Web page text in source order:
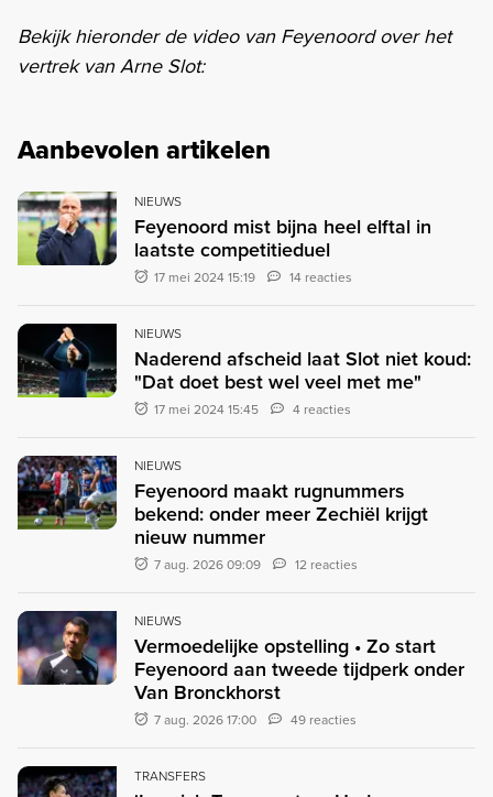
Bekijk hieronder de video van Feyenoord over het
vertrek van Arne Slot:
Aanbevolen artikelen
NIEUWS
Feyenoord mist bijna heel elftal in
laatste competitieduel
17 mei 2024 15:19 14 reacties
NIEUWS
Naderend afscheid laat Slot niet koud:
"Dat doet best wel veel met me"
17 mei 2024 15:45 4 reacties
NIEUWS
Feyenoord maakt rugnummers
bekend: onder meer Zechiël krijgt
nieuw nummer
7 aug. 2026 09:09 12 reacties
NIEUWS
Vermoedelijke opstelling • Zo start
Feyenoord aan tweede tijdperk onder
Van Bronckhorst
7 aug. 2026 17:00 49 reacties
TRANSFERS